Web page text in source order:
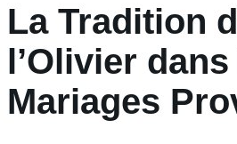
La Tradition
l’Olivier
Mariages